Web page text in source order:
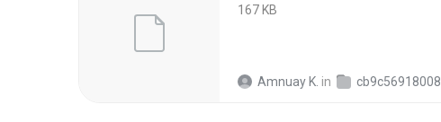
167 KB
Amnuay K. in cb9c56918008c154c6e6c45f2b23b86b5